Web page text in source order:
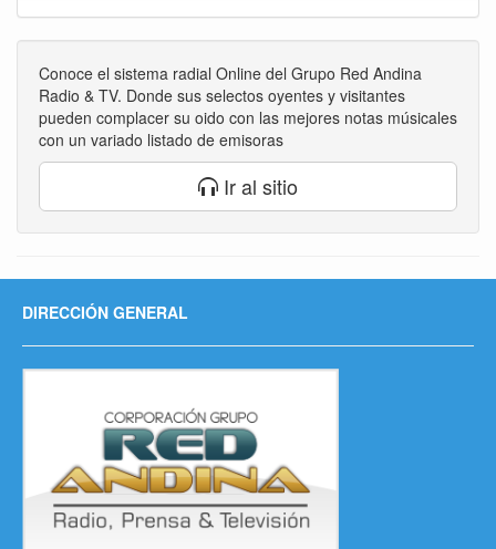
Conoce el sistema radial Online del Grupo Red Andina
Radio & TV. Donde sus selectos oyentes y visitantes
pueden complacer su oido con las mejores notas músicales
con un variado listado de emisoras
Ir al sitio
DIRECCIÓN GENERAL